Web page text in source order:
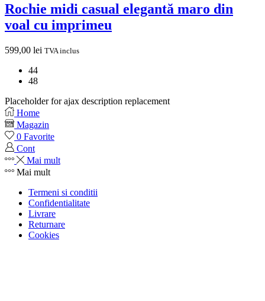
Rochie midi casual elegantă maro din
voal cu imprimeu
599,00 lei TVA inclus
44
48
Placeholder for ajax description replacement
Home
Magazin
0 Favorite
Cont
Mai mult
Mai mult
Termeni si conditii
Confidentialitate
Livrare
Returnare
Cookies